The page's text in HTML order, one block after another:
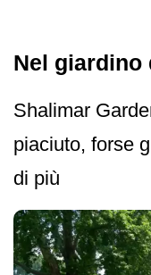
Nel giardino
Shalimar
piaciuto, forse
di più